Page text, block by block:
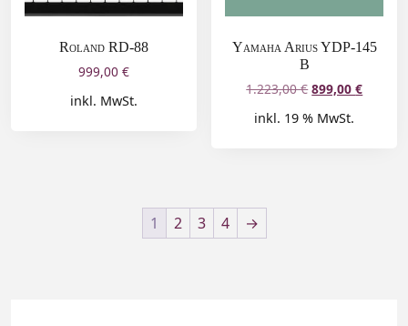
Roland RD-88
999,00 €
inkl. MwSt.
Yamaha Arius YDP-145
B
1.223,00€ 899,00€
inkl. 19 % MwSt.
1 2 3 4 →